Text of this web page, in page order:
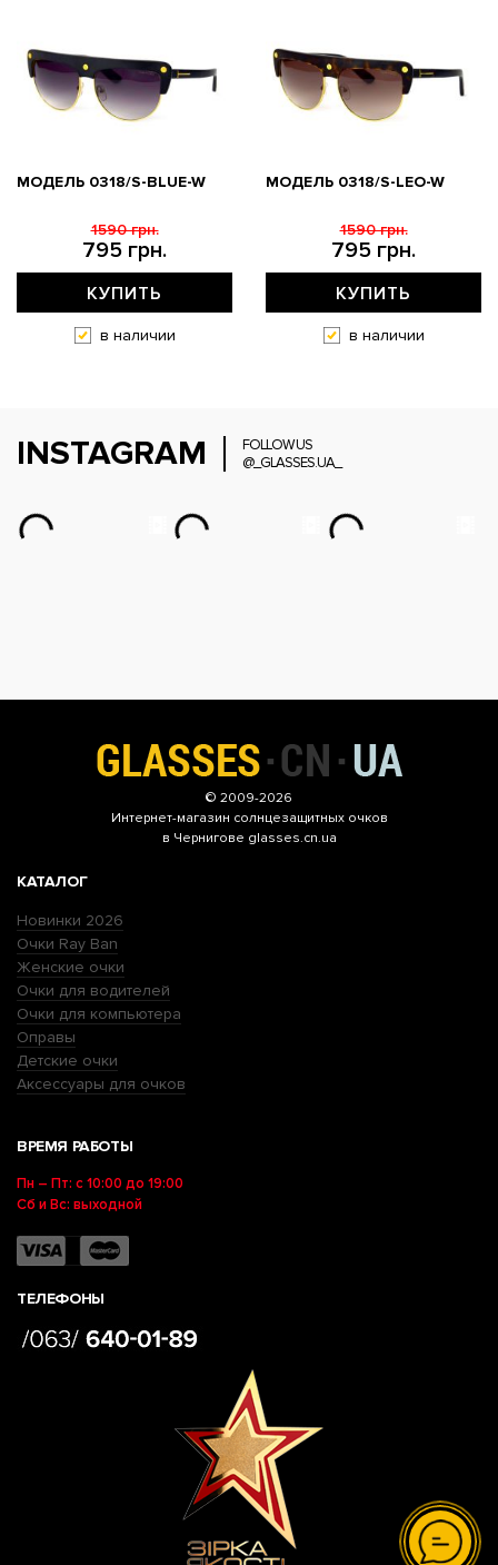
МОДЕЛЬ 0318/S-BLUE-W
795 грн.
1590 грн.
КУПИТЬ
в наличии
МОДЕЛЬ 0318/S-LEO-W
795 грн.
1590 грн.
КУПИТЬ
в наличии
INSTAGRAM
FOLLOW US
@_GLASSES.UA_
© 2009-2026
Интернет-магазин солнцезащитных очков
в Чернигове glasses.cn.ua
КАТАЛОГ
Новинки 2026
Очки Ray Ban
Женские очки
Очки для водителей
Очки для компьютера
Оправы
Детские очки
Аксессуары для очков
ВРЕМЯ РАБОТЫ
Пн – Пт: с 10:00 до 19:00
Сб и Вс: выходной
ТЕЛЕФОНЫ